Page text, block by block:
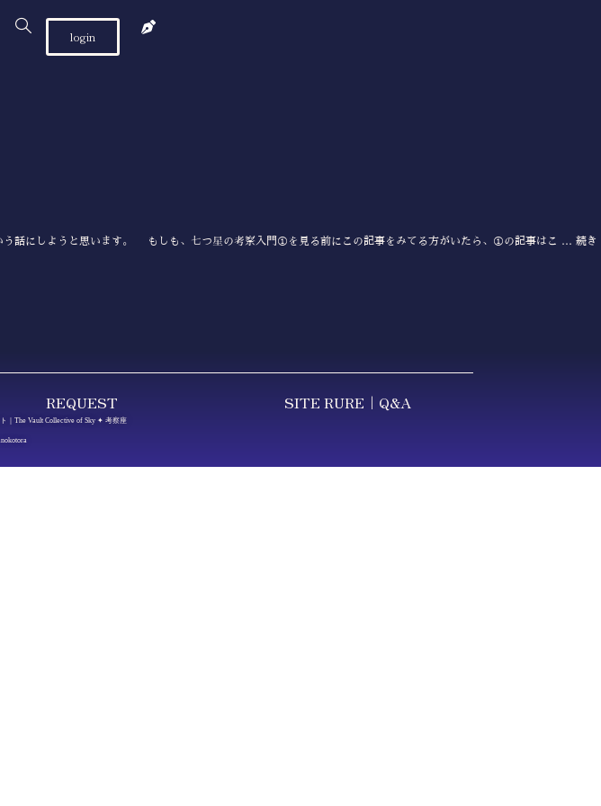
login
にしようと思います。 もしも、七つ星の考察入門①を見る前にこの記事をみてる方がいたら、①の記事はこ … 続き
REQUEST SITE RURE｜Q&A
The Vault Collective of Sky ✦ 考察座